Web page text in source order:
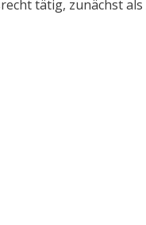
tätig, zunächst